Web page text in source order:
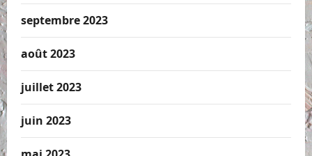
septembre 2023
août 2023
juillet 2023
juin 2023